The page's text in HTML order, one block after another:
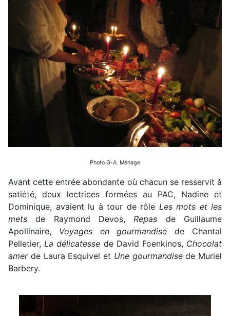
Photo G-A. Ménage
Avant cette entrée abondante où chacun se resservit à
satiété, deux lectrices formées au PAC, Nadine et
Dominique, avaient lu à tour de rôle Les mots et les
mets de Raymond Devos,Repas de Guillaume
Apollinaire, Voyages en gourmandise de Chantal
Pelletier,La délicatesse de David Foenkinos, Chocolat
amerde Laura Esquivel et Une gourmandisede Muriel
Barbery.